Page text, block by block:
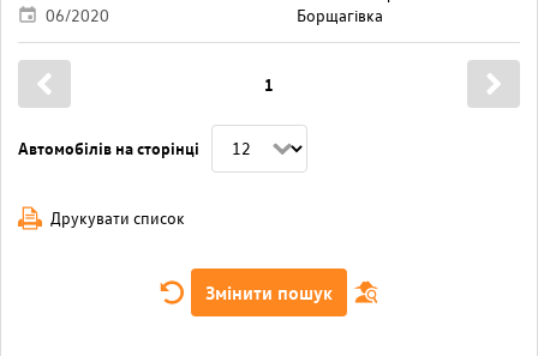
06/2020
Борщагівкa
Автомобілів на сторінці
1
Друкувати список
Змінити пошук